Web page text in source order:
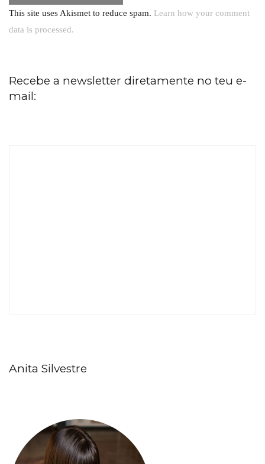
This site uses Akismet to reduce spam. Learn how your comment
data is processed.
Recebe a newsletter diretamente no teu e-
mail:
Anita Silvestre